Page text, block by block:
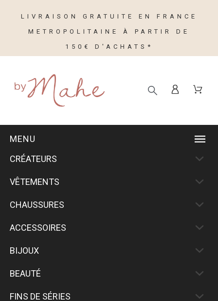
LIVRAISON GRATUITE EN FRANCE
METROPOLITAINE À PARTIR DE
150€ D'ACHATS*
MENU
CRÉATEURS
VÊTEMENTS
CHAUSSURES
ACCESSOIRES
BIJOUX
BEAUTÉ
FINS DE SÉRIES